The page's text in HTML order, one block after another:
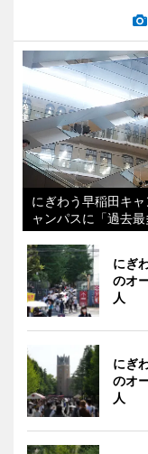
にぎわう早稲田キ
ャンパスに「過去最
にぎ
のオ
人
にぎ
のオ
人